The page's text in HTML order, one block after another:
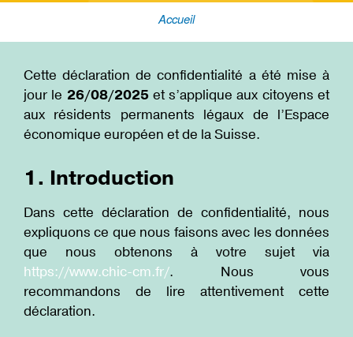
Fil
d'Ariane
Accueil
Cette déclaration de confidentialité a été mise à
jour le 26/08/2025et s’applique aux citoyens et
aux résidents permanents légaux de l’Espace
économique européen et de la Suisse.
1. Introduction
Dans cette déclaration de confidentialité, nous
expliquons ce que nous faisons avec les données
que nous obtenons à votre sujet via
https://www.chic-cm.fr/. Nous vous
recommandons de lire attentivement cette
déclaration.